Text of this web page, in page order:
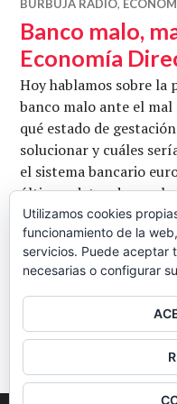
BURBUJA RADIO,
Banco malo,
Economía
Hoy hablamos sobre la
banco malo ante el mal
qué estado de
solucionar y cuáles
el sistema bancario
últimos datos de
hacemos la
cantidad de empleo
Seguir leyendoBanco
Utilizamos cookies
funcionamiento de la
servicios. Puede aceptar
necesarias o configurar